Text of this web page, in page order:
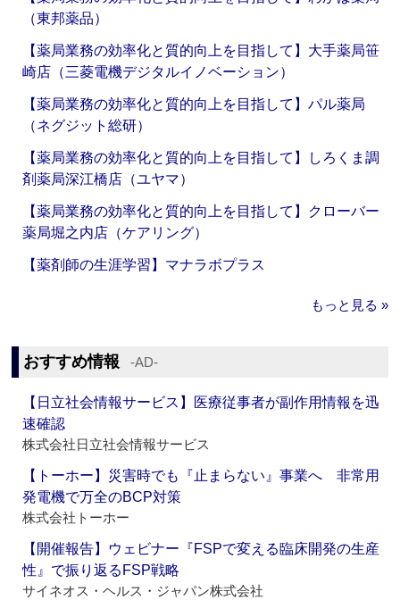
（東邦薬品）
【薬局業務の効率化と質的向上を目指して】大手薬局笹
崎店（三菱電機デジタルイノベーション）
【薬局業務の効率化と質的向上を目指して】パル薬局
（ネグジット総研）
【薬局業務の効率化と質的向上を目指して】しろくま調
剤薬局深江橋店（ユヤマ）
【薬局業務の効率化と質的向上を目指して】クローバー
薬局堀之内店（ケアリング）
【薬剤師の生涯学習】マナラボプラス
もっと見る »
おすすめ情報 ‐AD‐
【日立社会情報サービス】医療従事者が副作用情報を迅
速確認
株式会社日立社会情報サービス
【トーホー】災害時でも『止まらない』事業へ 非常用
発電機で万全のBCP対策
株式会社トーホー
【開催報告】ウェビナー『FSPで変える臨床開発の生産
性』で振り返るFSP戦略
サイネオス・ヘルス・ジャパン株式会社